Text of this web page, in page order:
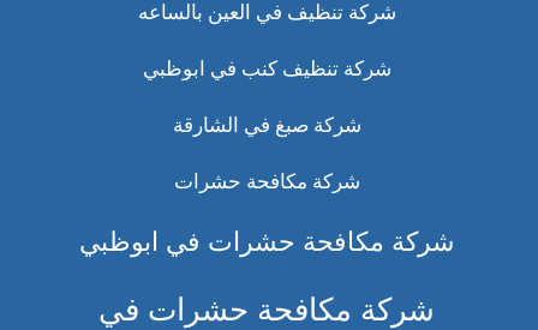
شركة تنظيف في العين بالساعه
شركة تنظيف كنب في ابوظبي
شركة صبغ في الشارقة
شركة مكافحة حشرات
شركة مكافحة حشرات في ابوظبي
شركة مكافحة حشرات في